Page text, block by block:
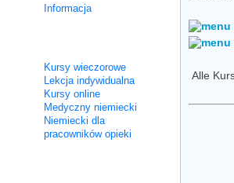
Informacja
Kursy wieczorowe
Lekcja indywidualna
Kursy online
Medyczny niemiecki
Niemiecki dla
pracowników opieki
Alle